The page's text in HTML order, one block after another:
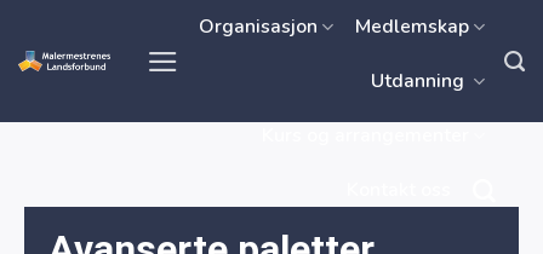
Organisasjon Medlemskap
Utdanning